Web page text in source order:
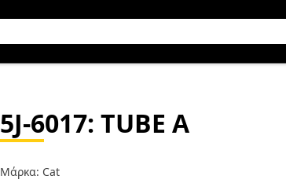
5J-6017: TUBE A
Μάρκα: Cat